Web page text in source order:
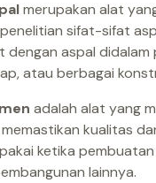
merupakan alat
sifat-sifat
dengan aspal didalam
atau berbagai
adalah alat yang
kualitas
ketika
lainnya.